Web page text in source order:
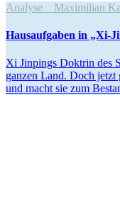
Analyse Maximilian
Hausauf­gaben in „Xi-
Xi Jinpings Doktrin des
ganzen Land. Doch
und macht sie zum